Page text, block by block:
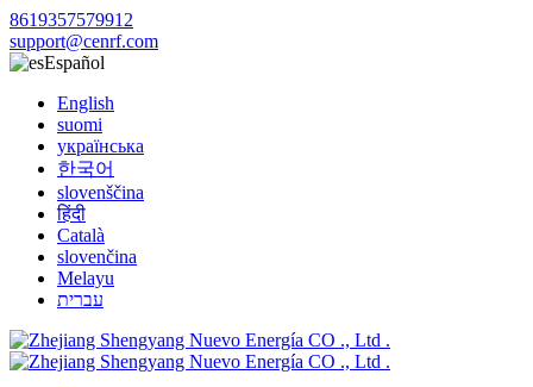
8619357579912
support@cenrf.com
Español
English
suomi
українська
한국어
slovenščina
हिंदी
Català
slovenčina
Melayu
עברית